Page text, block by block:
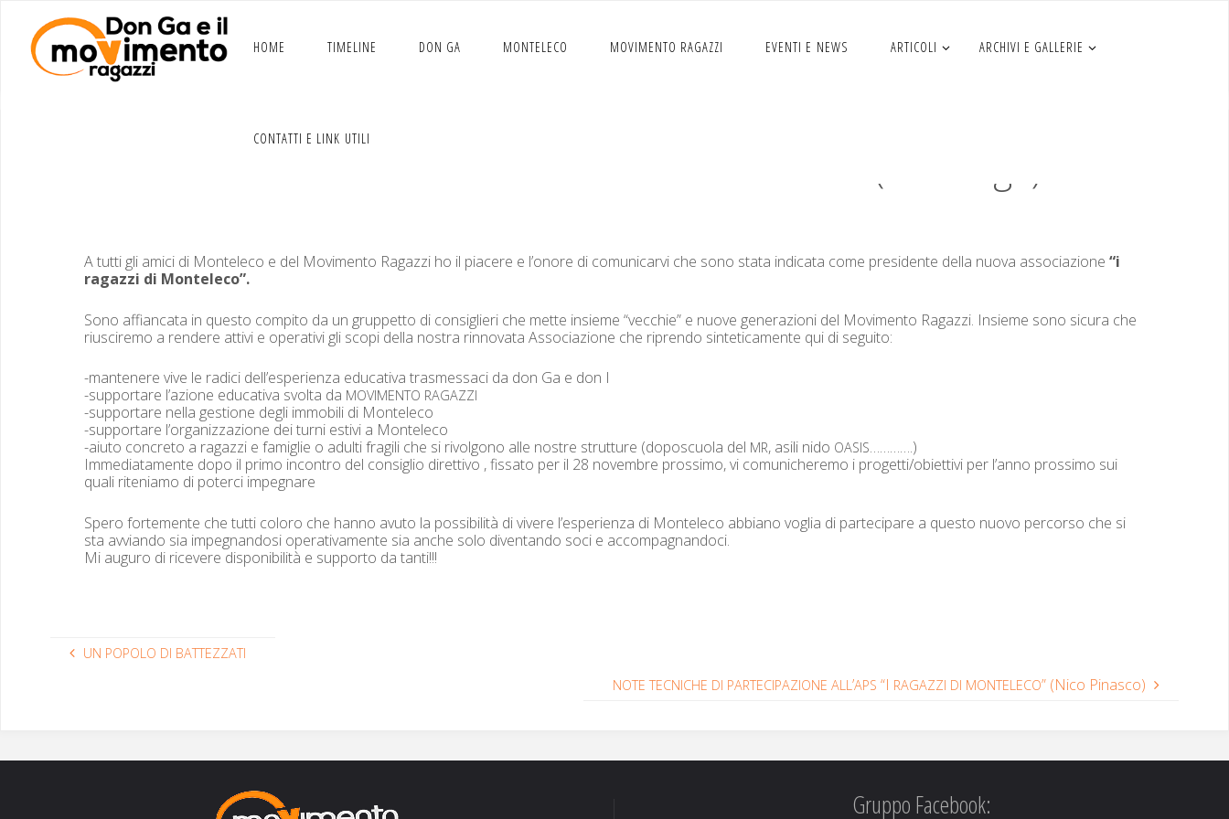
contenuto
HOME TIMELINE DON GA MONTELECO MOVIMENTO RAGAZZI EVENTI E NEWS ARTICOLI ARCHIVI E GALLERIE
CONTATTI E LINK UTILI
A tut­ti gli ami­ci di Mon­t­ele­co e del Movi­men­to Ragazzi ho il piacere e l’onore di comu­ni­carvi che sono sta­ta indi­ca­ta come pres­i­dente del­la nuo­va asso­ci­azione “i
ragazzi di Monteleco”.
Sono affi­an­ca­ta in questo com­pi­to da un grup­pet­to di con­siglieri che mette insieme “vec­chie” e nuove gen­er­azioni del Movi­men­to Ragazzi. Insieme sono sicu­ra che
rius­cire­mo a ren­dere attivi e oper­a­tivi gli scopi del­la nos­tra rin­no­va­ta Asso­ci­azione che ripren­do sin­teti­ca­mente qui di seguito:
-man­tenere vive le radi­ci dell’esperienza educa­ti­va trasmes­saci da don Ga e don I
-sup­port­are l’azione educa­ti­va svol­ta da MOVIMENTO RAGAZZI
-sup­port­are nel­la ges­tione degli immo­bili di Mon­t­ele­co
-sup­port­are l’organizzazione dei turni estivi a Mon­t­ele­co
-aiu­to con­cre­to a ragazzi e famiglie o adul­ti frag­ili che si riv­ol­go­no alle nos­tre strut­ture (doposcuo­la del MR, asili nido OASIS………….)
Imme­di­ata­mente dopo il pri­mo incon­tro del con­siglio diret­ti­vo , fis­sato per il 28 novem­bre prossi­mo, vi comu­nicher­e­mo i progetti/obiettivi per l’anno prossi­mo sui
quali rite­ni­amo di poter­ci impegnare
Spero forte­mente che tut­ti col­oro che han­no avu­to la pos­si­bil­ità di vivere l’esperienza di Mon­t­ele­co abbiano voglia di parte­ci­pare a questo nuo­vo per­cor­so che si
sta avvian­do sia impeg­nan­dosi oper­a­ti­va­mente sia anche solo diven­tan­do soci e accom­pa­g­nan­do­ci.
Mi auguro di rice­vere disponi­bil­ità e sup­por­to da tanti!!!
UN POPOLO DI BATTEZZATI
NOTE TECNICHE DI PARTECIPAZIONE ALL’APS “I RAGAZZI DI MONTELECO” (Nico Pinasco)
Gruppo Facebook: